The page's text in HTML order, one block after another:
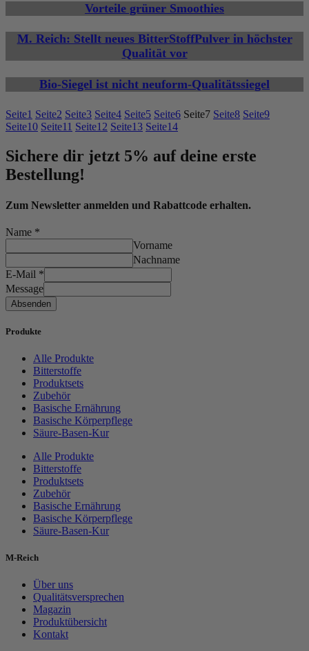
Vorteile grüner Smoothies
M. Reich: Stellt neues BitterStoffPulver in höchster
Qualität vor
Bio-Siegel ist nicht neuform-Qualitätssiegel
Seite1 Seite2 Seite3 Seite4 Seite5 Seite6 Seite7 Seite8 Seite9
Seite10 Seite11 Seite12 Seite13 Seite14
Sichere dir jetzt 5% auf deine erste
Bestellung!
Zum Newsletter anmelden und Rabattcode erhalten.
Name *
Vorname
Nachname
E-Mail *
Message
Absenden
Produkte
Alle Produkte
Bitterstoffe
Produktsets
Zubehör
Basische Ernährung
Basische Körperpflege
Säure-Basen-Kur
Alle Produkte
Bitterstoffe
Produktsets
Zubehör
Basische Ernährung
Basische Körperpflege
Säure-Basen-Kur
M-Reich
Über uns
Qualitätsversprechen
Magazin
Produktübersicht
Kontakt